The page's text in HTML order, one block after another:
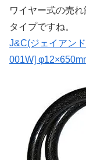
ワイヤー式の売
タイプですね。
J&C(ジェイアン
001W]